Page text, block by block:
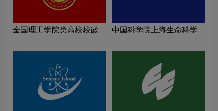
全国理工学院类高校校徽设
中国科学院上海生命科学研